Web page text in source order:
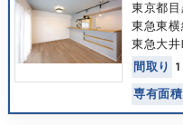
東京都目
東急東
東急大
間 取 り
専有面積